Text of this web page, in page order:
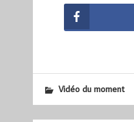
Vidéo du moment